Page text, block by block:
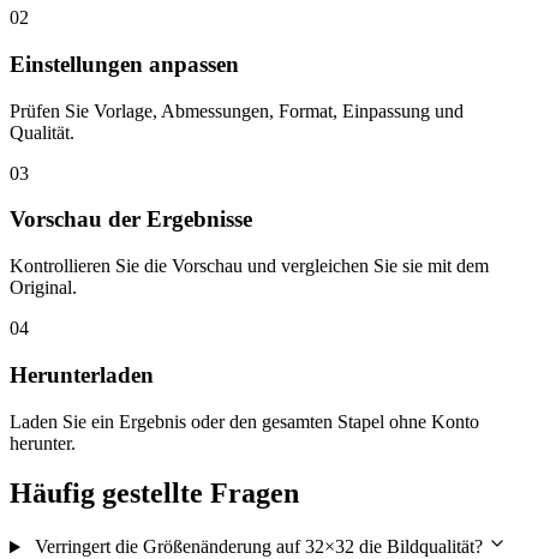
02
Einstellungen anpassen
Prüfen Sie Vorlage, Abmessungen, Format, Einpassung und
Qualität.
03
Vorschau der Ergebnisse
Kontrollieren Sie die Vorschau und vergleichen Sie sie mit dem
Original.
04
Herunterladen
Laden Sie ein Ergebnis oder den gesamten Stapel ohne Konto
herunter.
Häufig gestellte Fragen
Verringert die Größenänderung auf 32×32 die Bildqualität?